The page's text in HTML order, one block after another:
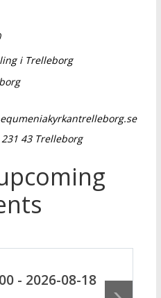
i Trelleborg
43 Trelleborg
- 2026-08-18